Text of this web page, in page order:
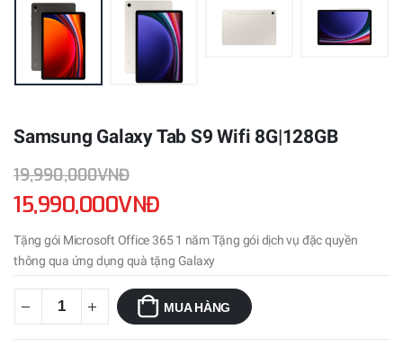
Samsung Galaxy Tab S9 Wifi 8G|128GB
19,990,000VNĐ
15,990,000VNĐ
Tặng gói Microsoft Office 365 1 năm Tặng gói dịch vụ đặc quyền
thông qua ứng dụng quà tặng Galaxy
MUA HÀNG